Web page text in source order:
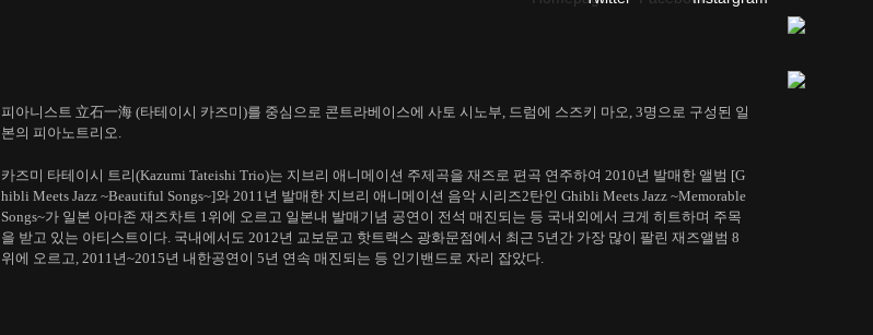
피아니스트 立石一海 (타테이시 카즈미)를 중심으로 콘트라베이스에 사토 시노부, 드럼에 스즈키 마오, 3명으로 구성된 일
본의 피아노트리오.
카즈미 타테이시 트리(Kazumi Tateishi Trio)는 지브리 애니메이션 주제곡을 재즈로 편곡 연주하여 2010년 발매한 앨범 [G
hibli Meets Jazz ~Beautiful Songs~]와 2011년 발매한 지브리 애니메이션 음악 시리즈2탄인 Ghibli Meets Jazz ~Memorable
Songs~가 일본 아마존 재즈차트 1위에 오르고 일본내 발매기념 공연이 전석 매진되는 등 국내외에서 크게 히트하며 주목
을 받고 있는 아티스트이다. 국내에서도 2012년 교보문고 핫트랙스 광화문점에서 최근 5년간 가장 많이 팔린 재즈앨범 8
위에 오르고, 2011년~2015년 내한공연이 5년 연속 매진되는 등 인기밴드로 자리 잡았다.